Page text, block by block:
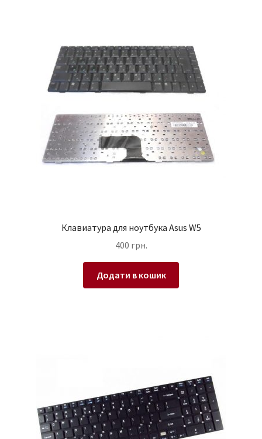
Клавиатура для ноутбука Asus W5
400 грн.
Додати в кошик